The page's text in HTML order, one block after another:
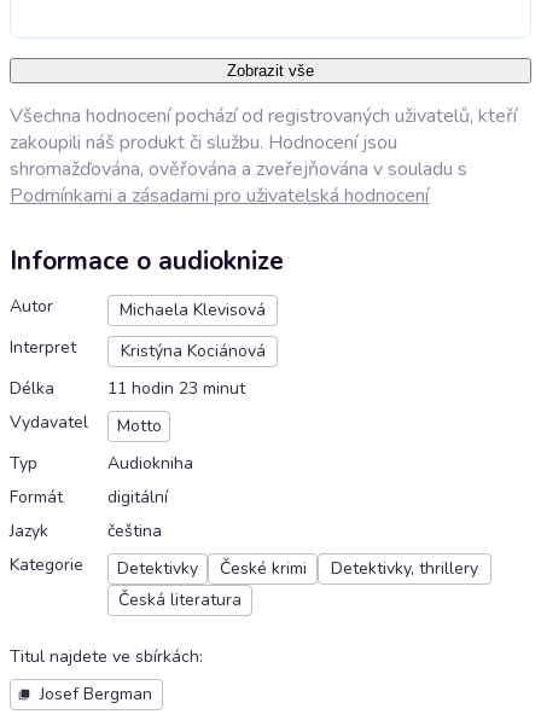
Zobrazit vše
Všechna hodnocení pochází od registrovaných uživatelů, kteří
zakoupili náš produkt či službu. Hodnocení jsou
shromažďována, ověřována a zveřejňována v souladu s
Podmínkami a zásadami pro uživatelská hodnocení
Informace o audioknize
Autor
Michaela Klevisová
Interpret
Kristýna Kociánová
Délka
11 hodin 23 minut
Vydavatel
Motto
Typ
Audiokniha
Formát
digitální
Jazyk
čeština
Kategorie
Detektivky České krimi
Detektivky, thrillery
Česká literatura
Titul najdete ve sbírkách:
Josef Bergman